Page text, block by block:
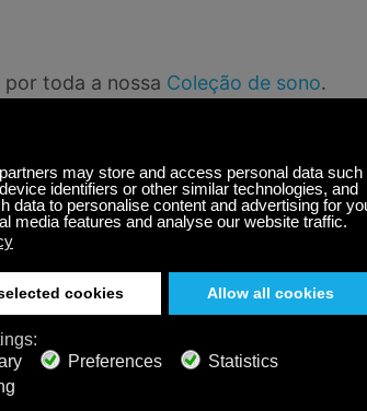
toda a nossa Coleção de sono.
é a melhor, alinhando-se
Andamentos lentos, modulação
Sono profundo, até batidas
narrativo, a Calm Radio
em plataformas móveis e desktop, o
em qualquer lugar, a qualquer
todos os tempos - e durma melhor